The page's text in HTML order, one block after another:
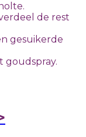
de rest
gesuikerde
goudspray.